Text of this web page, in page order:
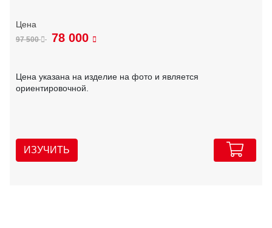
97 500 78 000
Цена указана на изделие на фото и является
ориентировочной.
ИЗУЧИТЬ